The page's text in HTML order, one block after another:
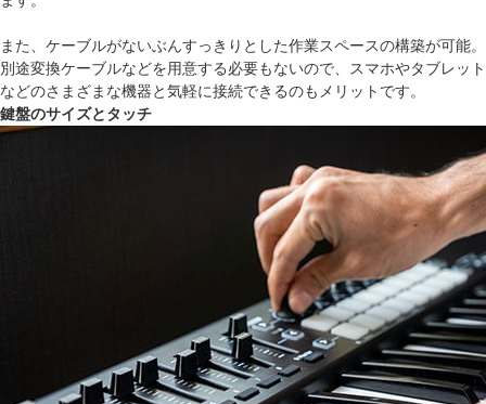
また、ケーブルがないぶんすっきりとした作業スペースの構築が可能。
別途変換ケーブルなどを用意する必要もないので、スマホやタブレット
などのさまざまな機器と気軽に接続できるのもメリットです。
鍵盤のサイズとタッチ